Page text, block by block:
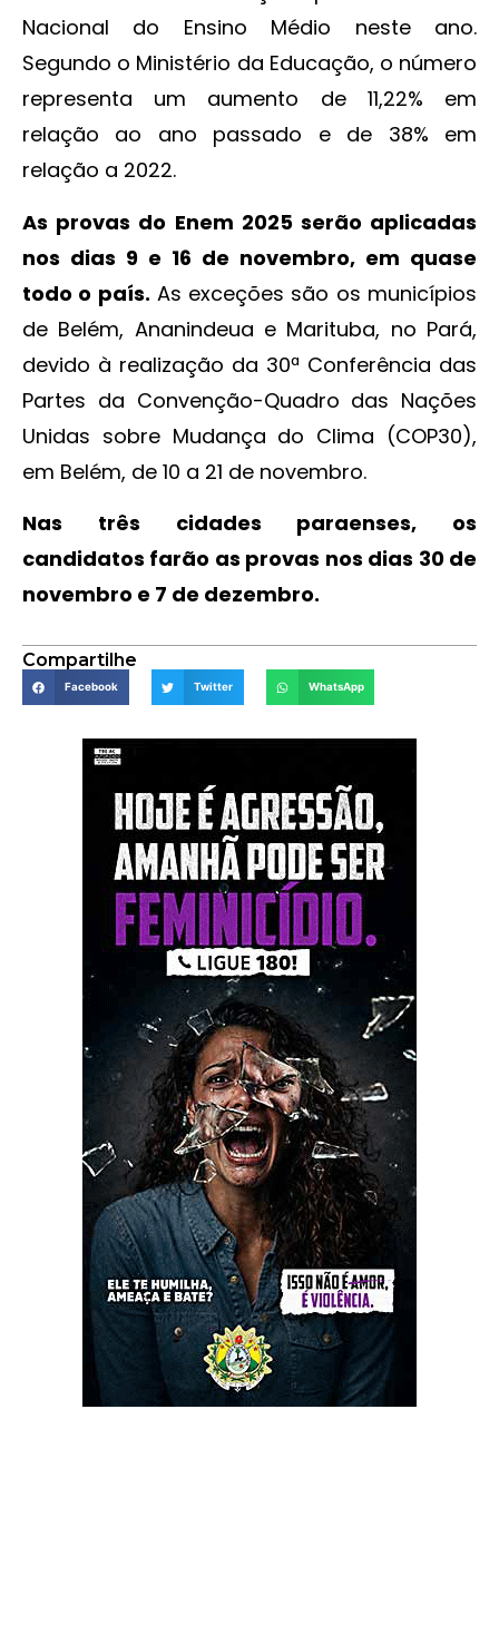
Nacional do Ensino Médio neste ano.
Segundo o Ministério da Educação, o número
representa um aumento de 11,22% em
relação ao ano passado e de 38% em
relação a 2022. ​​
​As provas do Enem 2025 serão aplicadas
nos dias 9 e 16 de novembro, em quase
todo o país. As exceções são os municípios
de Belém, Ananindeua e Marituba, no Pará,
devido à realização da 30ª Conferência das
Partes da Convenção-Quadro das Nações
Unidas sobre Mudança do Clima (COP30),
em Belém, de 10 a 21 de novembro.
Nas três cidades paraenses, os
candidatos farão as provas nos dias 30 de
novembro e 7 de dezembro.
Compartilhe
Facebook Twitter WhatsApp